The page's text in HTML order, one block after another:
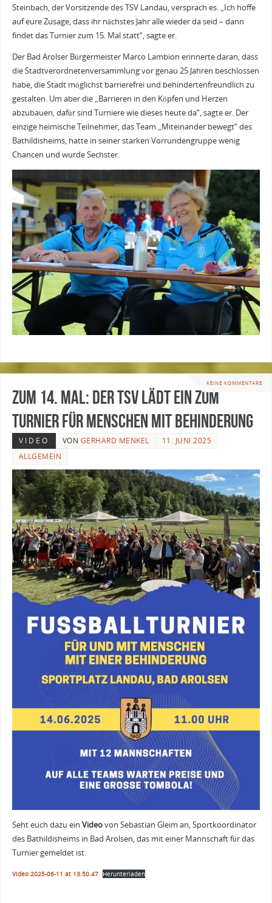
Steinbach, der Vorsitzende des TSV Landau, versprach es. „Ich hoffe
auf eure Zusage, dass ihr nächstes Jahr alle wieder da seid – dann
findet das Turnier zum 15. Mal statt“, sagte er.
Der Bad Arolser Bürgermeister Marco Lambion erinnerte daran, dass
die Stadtverordnetenversammlung vor genau 25 Jahren beschlossen
habe, die Stadt möglichst barrierefrei und behindertenfreundlich zu
gestalten. Um aber die „Barrieren in den Köpfen und Herzen
abzubauen, dafür sind Turniere wie dieses heute da“, sagte er. Der
einzige heimische Teilnehmer, das Team „Miteinander bewegt“ des
Bathildisheims, hatte in seiner starken Vorrundengruppe wenig
Chancen und wurde Sechster.
KEINE KOMMENTARE
Zum 14. Mal: Der TSV lädt ein zum
Turnier für Menschen mit Behinderung
VIDEO VON GERHARD MENKEL
11. JUNI 2025
ALLGEMEIN
Seht euch dazu ein Videovon Sebastian Gleim an, Sportkoordinator
des Bathildisheims in Bad Arolsen, das mit einer Mannschaft für das
Turnier gemeldet ist.
Video 2025-06-11 at 13.50.47 Herunterladen